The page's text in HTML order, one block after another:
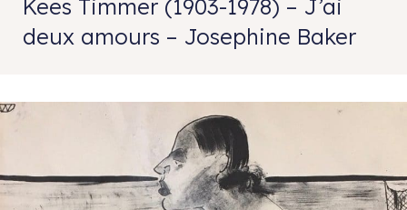
Kees Timmer (1903-1978) – J’ai
deux amours – Josephine Baker